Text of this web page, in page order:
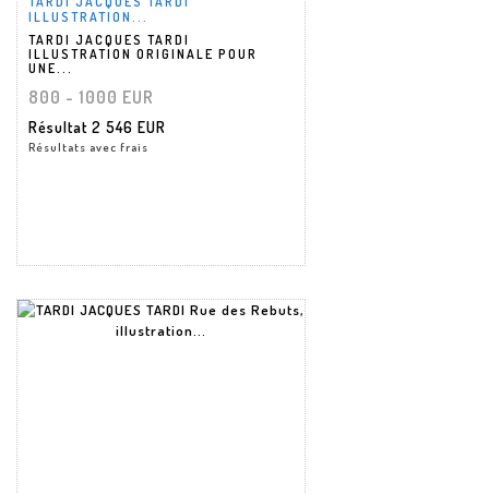
ILLUSTRATION...
TARDI JACQUES TARDI
ILLUSTRATION ORIGINALE POUR
UNE...
800 - 1000 EUR
Résultat 2 546 EUR
Résultats avec frais